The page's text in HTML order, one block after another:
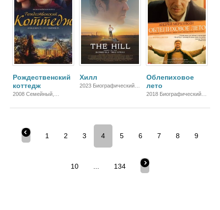
Рождественский
коттедж
2008 Семейный,
Зарубежный, Драма
Хилл
2023 Биографический,
Облепиховое
лето
2018 Биографический,
1 2 3 4 5 6 7 8 9
10 134